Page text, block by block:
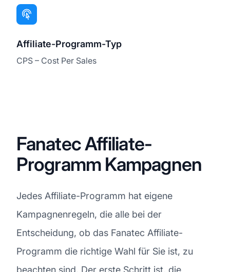
Affiliate-Programm-Typ
CPS – Cost Per Sales
Fanatec Affiliate-
Programm Kampagnen
Jedes Affiliate-Programm hat eigene
Kampagnenregeln, die alle bei der
Entscheidung, ob das Fanatec Affiliate-
Programm die richtige Wahl für Sie ist, zu
beachten sind. Der erste Schritt ist, die